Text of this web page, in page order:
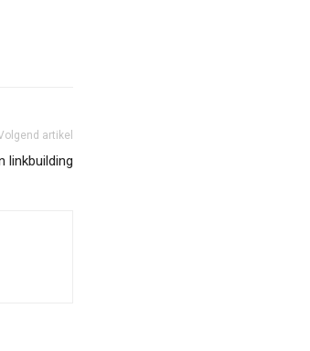
artikel
linkbuilding